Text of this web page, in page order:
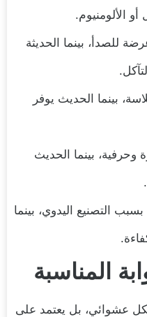
الألومنيوم.
للصدأ، بينما الحديثة
بينما الحديث يوفر
وحرفية، بينما الحديث
التصنيع اليدوي، بينما
المناسبة
بشكل عشوائي، بل يعتمد على